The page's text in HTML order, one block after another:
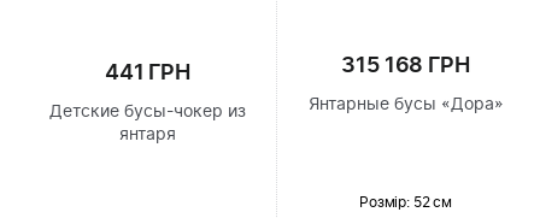
441 ГРН
Детские бусы-чокер из
янтаря
315 168 ГРН
Янтарные бусы «Дора»
Розмір: 52 см